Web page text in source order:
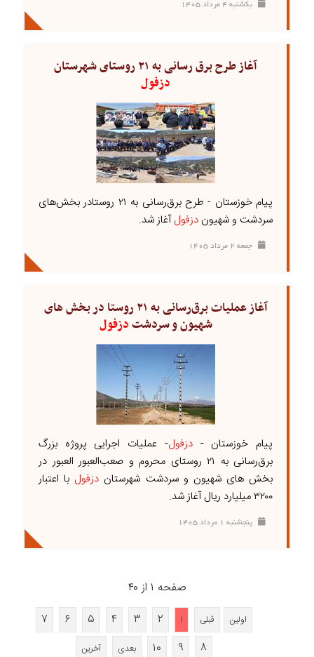
يکشنبه ۴ مرداد ۱۴۰۵
آغاز طرح برق رسانی به ۲۱ روستای شهرستان
دزفول
پیام خوزستان - طرح برق‌رسانی به ۲۱ روستادر بخش‌های
سردشت و شهیون دزفولآغاز شد.
جمعه ۲ مرداد ۱۴۰۵
آغاز عملیات برق‌رسانی به ۲۱ روستا در بخش های
شهیون و سردشتدزفول
پیام خوزستان -دزفول- عملیات اجرایی پروژه بزرگ
برق‌رسانی به ۲۱ روستای محروم و صعب‌العبور العبور در
بخش های شهیون و سردشت شهرستان دزفول با اعتبار
۳۲۰۰ میلیارد ریال آغاز شد.
پنجشنبه ۱ مرداد ۱۴۰۵
صفحه ۱ از ۴۰
اولین قبلی ۱ ۲ ۳ ۴ ۵ ۶
۷
۸
۹ ۱۰ بعدی آخرین